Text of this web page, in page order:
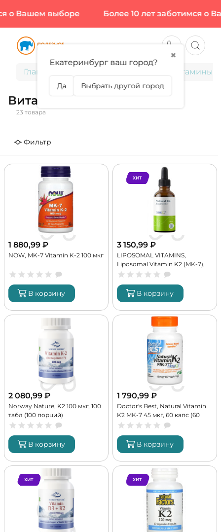
Вашем выборе Более 10 лет заботимся о
Главная Витамины
Витамин К
23 товара
Фильтр
1 880,99 ₽
NOW, MK-7 Vitamin K-2 100 мкг
В корзину
ХИТ
3 150,99 ₽
LIPOSOMAL VITAMINS,
Liposomal Vitamin K2 (MK-7),
50 мл (50 порций)
В корзину
2 080,99 ₽
Norway Nature, K2 100 мкг, 100
табл (100 порций)
В корзину
1 790,99 ₽
Doctor's Best, Natural Vitamin
K2 MK-7 45 мкг, 60 капс (60
порций)
В корзину
ХИТ ХИТ
✖
Екатеринбург ваш город?
Да Выбрать другой город